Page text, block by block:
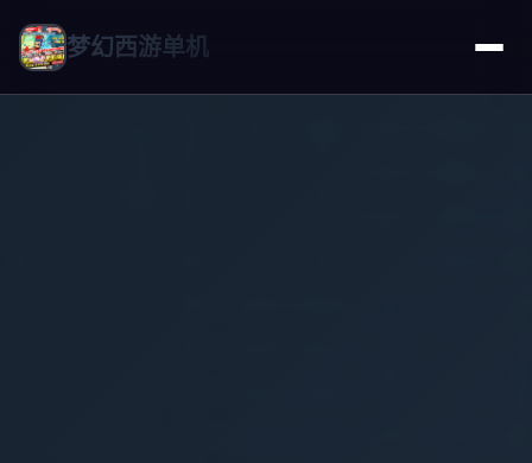
梦幻西游单机